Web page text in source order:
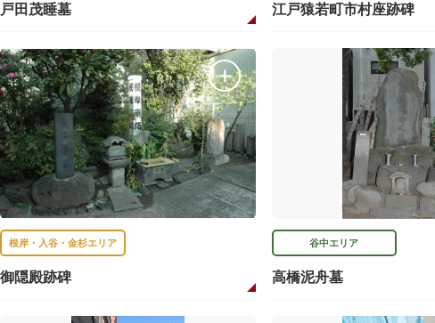
戸田茂睡墓 江戸猿若町市村座跡碑
根岸・入谷・金杉エリア
御隠殿跡碑
谷中エリア
高橋泥舟墓